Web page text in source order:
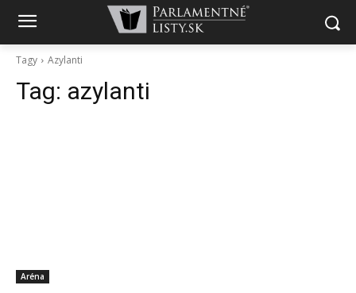
Tagy Azylanti
Tag: azylanti
Aréna